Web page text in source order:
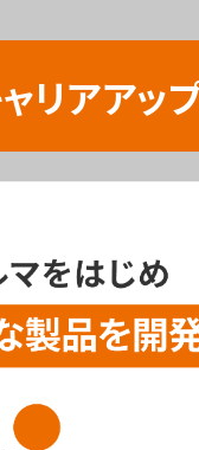
リアアッ